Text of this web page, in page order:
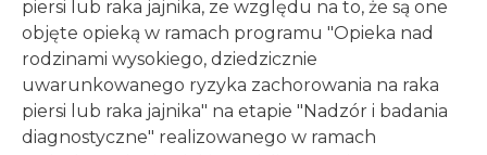
piersi lub raka jajnika, ze względu na to, że są one
objęte opieką w ramach programu "Opieka nad
rodzinami wysokiego, dziedzicznie
uwarunkowanego ryzyka zachorowania na raka
piersi lub raka jajnika" na etapie "Nadzór i badania
diagnostyczne" realizowanego w ramach